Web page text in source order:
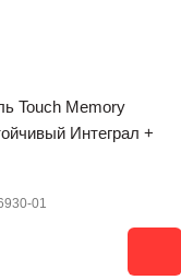
Touch Memory
Интеграл +
01